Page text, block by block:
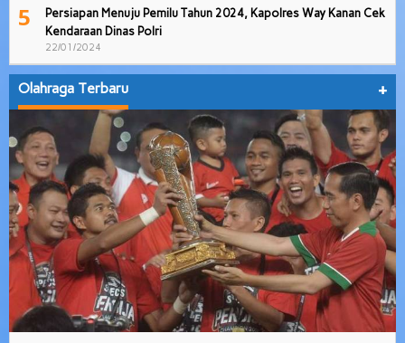
5
Persiapan Menuju Pemilu Tahun 2024, Kapolres Way Kanan Cek
Kendaraan Dinas Polri
22/01/2024
Olahraga Terbaru +